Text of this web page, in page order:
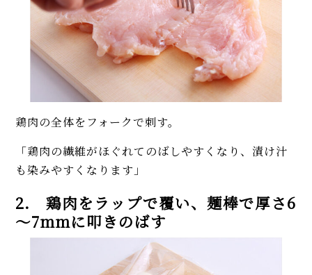
鶏肉の全体をフォークで刺す。
「鶏肉の繊維がほぐれてのばしやすくなり、漬け汁
も染みやすくなります」
2. 鶏肉をラップで覆い、麺棒で厚さ6
～7mmに叩きのばす